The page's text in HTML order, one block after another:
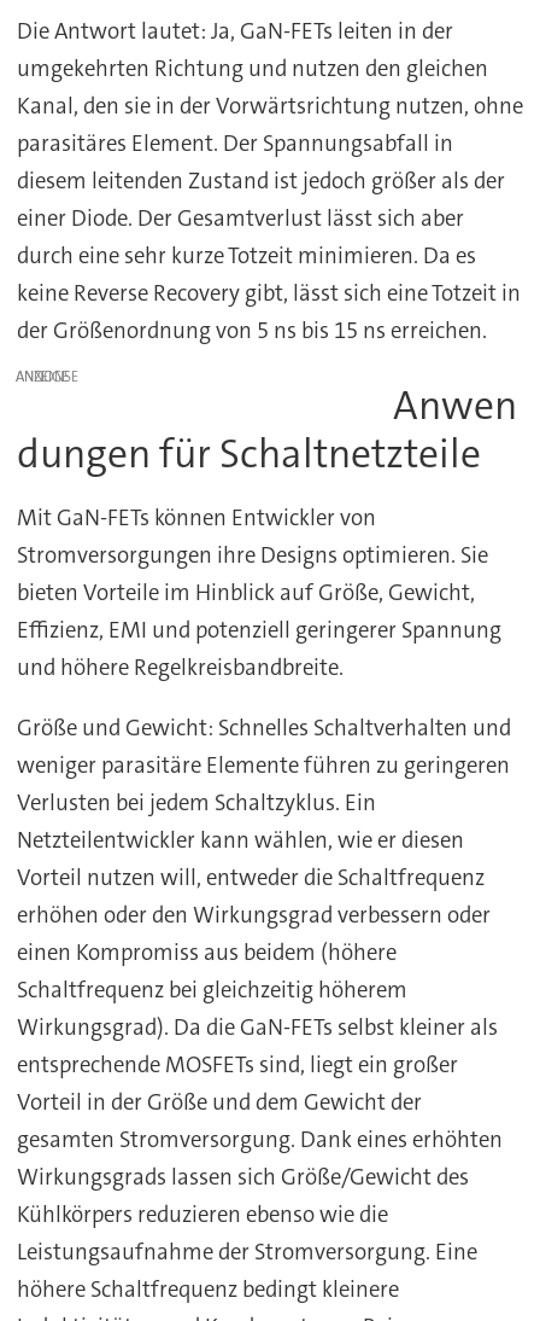
Die Antwort lautet: Ja, GaN-FETs leiten in der
umgekehrten Richtung und nutzen den gleichen
Kanal, den sie in der Vorwärtsrichtung nutzen, ohne
parasitäres Element. Der Spannungsabfall in
diesem leitenden Zustand ist jedoch größer als der
einer Diode. Der Gesamtverlust lässt sich aber
durch eine sehr kurze Totzeit minimieren. Da es
keine Reverse Recovery gibt, lässt sich eine Totzeit in
der Größenordnung von 5 ns bis 15 ns erreichen.
ANZEIGE
Anwen
dungen für Schaltnetzteile
Mit GaN-FETs können Entwickler von
Stromversorgungen ihre Designs optimieren. Sie
bieten Vorteile im Hinblick auf Größe, Gewicht,
Effizienz, EMI und potenziell geringerer Spannung
und höhere Regelkreisbandbreite.
Größe und Gewicht: Schnelles Schaltverhalten und
weniger parasitäre Elemente führen zu geringeren
Verlusten bei jedem Schaltzyklus. Ein
Netzteilentwickler kann wählen, wie er diesen
Vorteil nutzen will, entweder die Schaltfrequenz
erhöhen oder den Wirkungsgrad verbessern oder
einen Kompromiss aus beidem (höhere
Schaltfrequenz bei gleichzeitig höherem
Wirkungsgrad). Da die GaN-FETs selbst kleiner als
entsprechende MOSFETs sind, liegt ein großer
Vorteil in der Größe und dem Gewicht der
gesamten Stromversorgung. Dank eines erhöhten
Wirkungsgrads lassen sich Größe/Gewicht des
Kühlkörpers reduzieren ebenso wie die
Leistungsaufnahme der Stromversorgung. Eine
höhere Schaltfrequenz bedingt kleinere